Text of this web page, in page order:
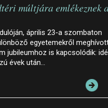
múltjára emlékeznek
április 23-a szombaton
egyetemekről
jubileumhoz is kapcsolódik:
évek után…